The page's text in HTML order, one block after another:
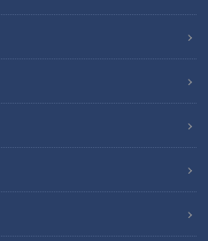
戻る
おすすめ